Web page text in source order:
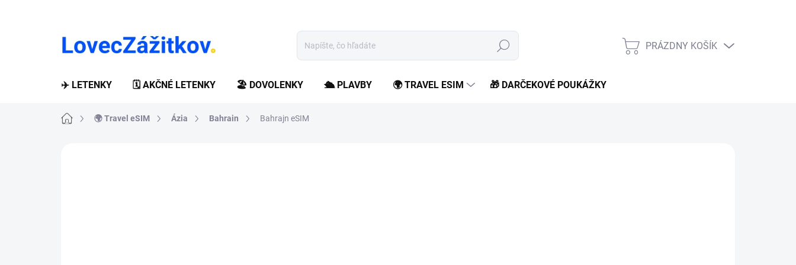
Hľadať
NÁKUPNÝ
PRÁZDNY KOŠÍK
✈️ LETENKY 🗓️ AKČNÉ LETENKY 🏖️ DOVOLENKY 🛳️ PLAVBY 🌍 TRAVEL ESIM 🎁 DARČEKOVÉ POUKÁŽKY
Domov🌍 Travel eSIM Ázia Bahrain Bahrajn eSIM